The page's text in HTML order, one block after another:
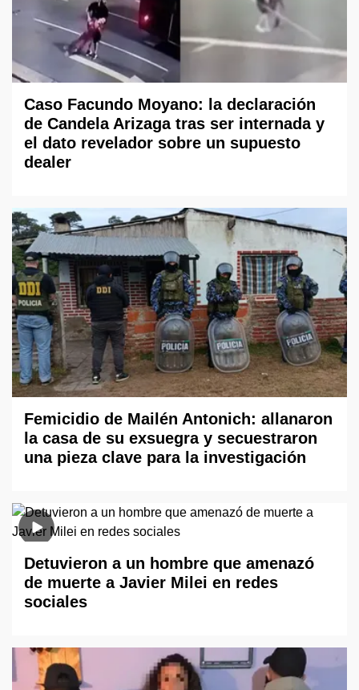
Caso Facundo Moyano: la declaración
de Candela Arizaga tras ser internada y
el dato revelador sobre un supuesto
dealer
Femicidio de Mailén Antonich: allanaron
la casa de su exsuegra y secuestraron
una pieza clave para la investigación
Detuvieron a un hombre que amenazó
de muerte a Javier Milei en redes
sociales